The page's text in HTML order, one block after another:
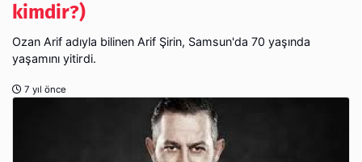
kimdir?)
Ozan Arif adıyla bilinen Arif Şirin, Samsun'da 70 yaşında
yaşamını yitirdi.
7 yıl önce